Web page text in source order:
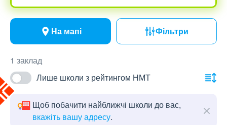
На мапі Фільтри
1 заклад
Лише школи з рейтингом НМТ
Щоб побачити найближчі школи до вас,
вкажіть вашу адресу.